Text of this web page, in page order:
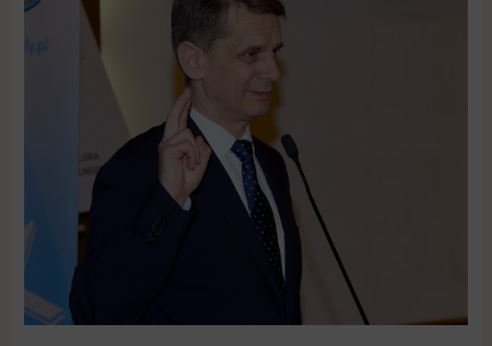
Szamotuł